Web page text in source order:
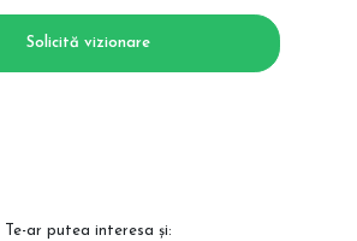
Solicită vizionare
Te-ar putea interesa și: